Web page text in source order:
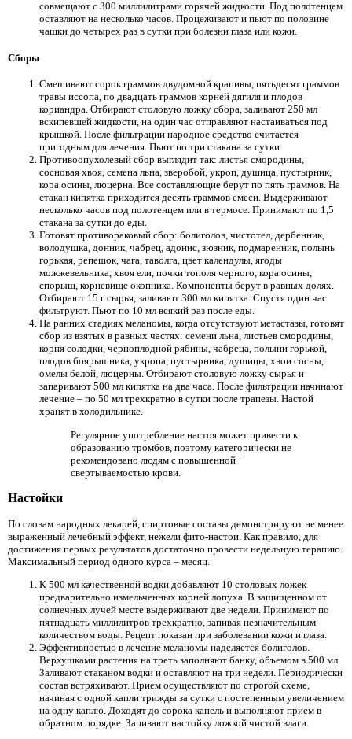
совмещают с 300 миллилитрами горячей жидкости. Под полотенцем
оставляют на несколько часов. Процеживают и пьют по половине
чашки до четырех раз в сутки при болезни глаза или кожи.
Сборы
Смешивают сорок граммов двудомной крапивы, пятьдесят граммов
травы иссопа, по двадцать граммов корней дягиля и плодов
кориандра. Отбирают столовую ложку сбора, заливают 250 мл
вскипевшей жидкости, на один час отправляют настаиваться под
крышкой. После фильтрации народное средство считается
пригодным для лечения. Пьют по три стакана за сутки.
Противоопухолевый сбор выглядит так: листья смородины,
сосновая хвоя, семена льна, зверобой, укроп, душица, пустырник,
кора осины, люцерна. Все составляющие берут по пять граммов. На
стакан кипятка приходится десять граммов смеси. Выдерживают
несколько часов под полотенцем или в термосе. Принимают по 1,5
стакана за сутки до еды.
Готовят противораковый сбор: болиголов, чистотел, дербенник,
володушка, донник, чабрец, адонис, зюзник, подмаренник, полынь
горькая, репешок, чага, таволга, цвет календулы, ягоды
можжевельника, хвоя ели, почки тополя черного, кора осины,
спорыш, корневище окопника. Компоненты берут в равных долях.
Отбирают 15 г сырья, заливают 300 мл кипятка. Спустя один час
фильтруют. Пьют по 10 мл всякий раз после еды.
На ранних стадиях меланомы, когда отсутствуют метастазы, готовят
сбор из взятых в равных частях: семени льна, листьев смородины,
корня солодки, черноплодной рябины, чабреца, полыни горькой,
плодов боярышника, укропа, пустырника, душицы, хвои сосны,
омелы белой, люцерны. Отбирают столовую ложку сырья и
запаривают 500 мл кипятка на два часа. После фильтрации начинают
лечение – по 50 мл трехкратно в сутки после трапезы. Настой
хранят в холодильнике.
Регулярное употребление настоя может привести к
образованию тромбов, поэтому категорически не
рекомендовано людям с повышенной
свертываемостью крови.
Настойки
По словам народных лекарей, спиртовые составы демонстрируют не менее
выраженный лечебный эффект, нежели фито-настои. Как правило, для
достижения первых результатов достаточно провести недельную терапию.
Максимальный период одного курса – месяц.
К 500 мл качественной водки добавляют 10 столовых ложек
предварительно измельченных корней лопуха. В защищенном от
солнечных лучей месте выдерживают две недели. Принимают по
пятнадцать миллилитров трехкратно, запивая незначительным
количеством воды. Рецепт показан при заболевании кожи и глаза.
Эффективностью в лечение меланомы наделяется болиголов.
Верхушками растения на треть заполняют банку, объемом в 500 мл.
Заливают стаканом водки и оставляют на три недели. Периодически
состав встряхивают. Прием осуществляют по строгой схеме,
начиная с одной капли трижды за сутки с постепенным увеличением
на одну каплю. Доходят до сорока капель и выполняют прием в
обратном порядке. Запивают настойку ложкой чистой влаги.